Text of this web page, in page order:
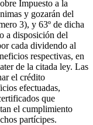
Impuesto a la
y gozarán del
3), y 63º de dicha
a disposición del
cada dividendo al
respectivas, en
de la citada ley. Las
el crédito
efectuadas,
que
el cumplimiento
partícipes.